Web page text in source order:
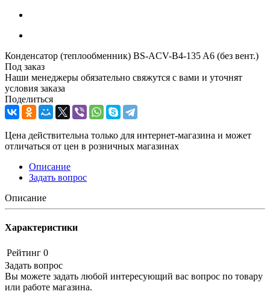
Конденсатор (теплообменник) BS-ACV-B4-135 A6 (без вент.)
Под заказ
Наши менеджеры обязательно свяжутся с вами и уточнят
условия заказа
Поделиться
Цена действительна только для интернет-магазина и может
отличаться от цен в розничных магазинах
Описание
Задать вопрос
Описание
Характеристики
Рейтинг 0
Задать вопрос
Вы можете задать любой интересующий вас вопрос по товару
или работе магазина.